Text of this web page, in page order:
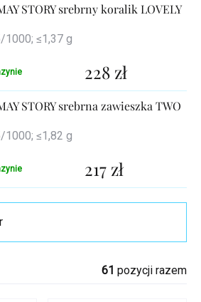
STORY srebrny koralik LOVELY
1000; ≤1,37 g
228 zł
STORY srebrna zawieszka TWO
1000; ≤1,82 g
217 zł
61 pozycji razem